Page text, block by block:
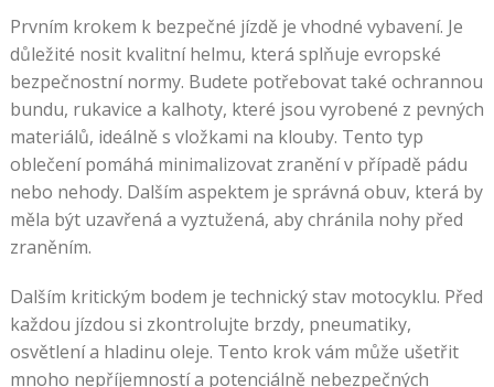
Prvním krokem k bezpečné jízdě je vhodné vybavení. Je
důležité nosit kvalitní helmu, která splňuje evropské
bezpečnostní normy. Budete potřebovat také ochrannou
bundu, rukavice a kalhoty, které jsou vyrobené z pevných
materiálů, ideálně s vložkami na klouby. Tento typ
oblečení pomáhá minimalizovat zranění v případě pádu
nebo nehody. Dalším aspektem je správná obuv, která by
měla být uzavřená a vyztužená, aby chránila nohy před
zraněním.
Dalším kritickým bodem je technický stav motocyklu. Před
každou jízdou si zkontrolujte brzdy, pneumatiky,
osvětlení a hladinu oleje. Tento krok vám může ušetřit
mnoho nepříjemností a potenciálně nebezpečných